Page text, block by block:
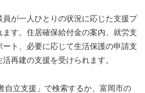
員が一人ひとりの状況に応じた支援プ
ます。住居確保給付金の案内、就労支
ト、必要に応じて生活保護の申請支
再建の支援を受けられます。
自立支援」で検索するか、富岡市の